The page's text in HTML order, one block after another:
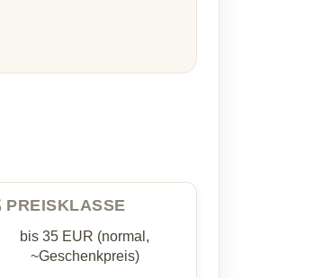
PREISKLASSE
bis 35 EUR (normal,
~Geschenkpreis)